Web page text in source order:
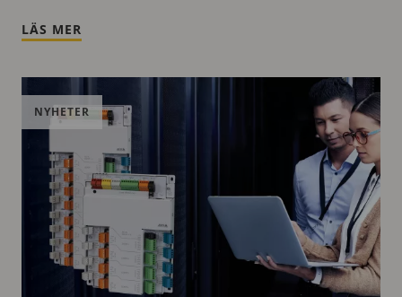
LÄS MER
NYHETER